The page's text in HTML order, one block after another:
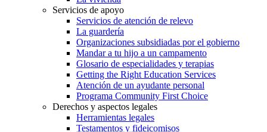
Servicios de apoyo
Servicios de atención de relevo
La guardería
Organizaciones subsidiadas por el gobierno
Mandar a tu hijo a un campamento
Glosario de especialidades y terapias
Getting the Right Education Services
Atención de un ayudante personal
Programa Community First Choice
Derechos y aspectos legales
Herramientas legales
Testamentos y fideicomisos